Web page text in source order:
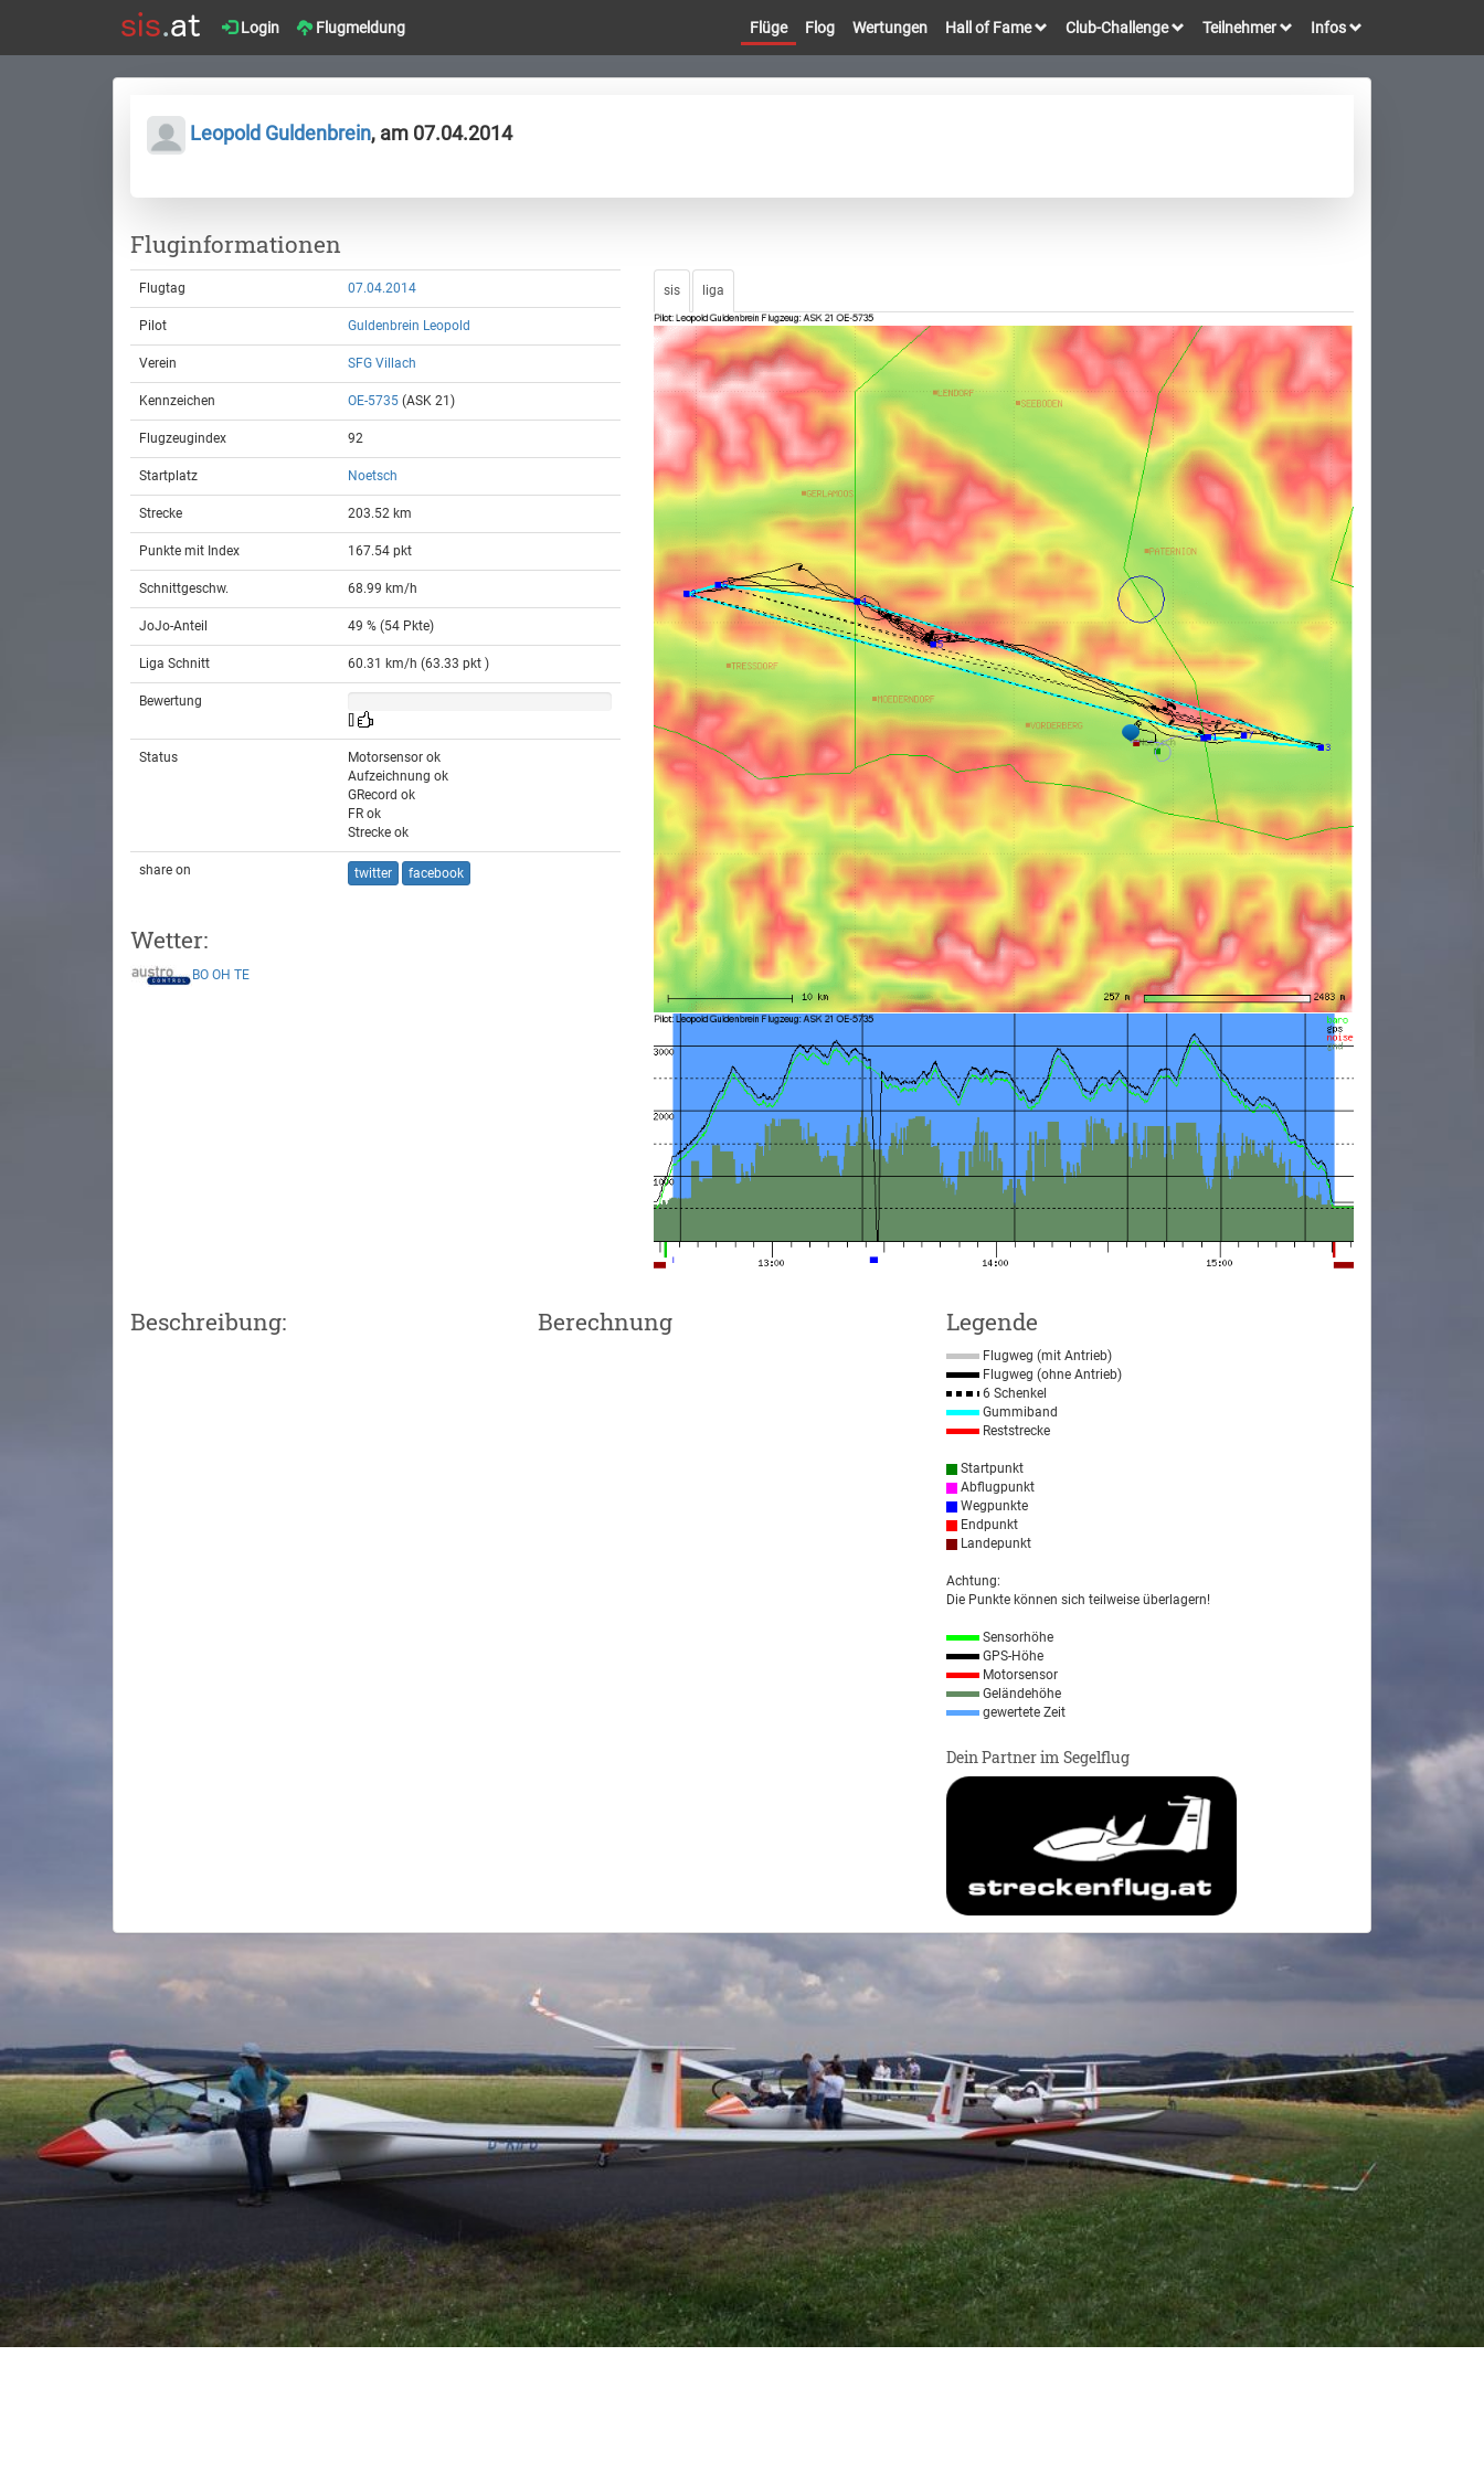
Login Flugmeldung Flüge Flog Wertungen Hall of Fame Club-Challenge Teilnehmer Infos
Leopold Guldenbrein, am 07.04.2014
Fluginformationen
Flugtag 07.04.2014
Pilot Guldenbrein Leopold
Verein SFG Villach
Kennzeichen OE-5735 (ASK 21)
Flugzeugindex 92
Startplatz Noetsch
Strecke 203.52 km
Punkte mit Index 167.54 pkt
Schnittgeschw. 68.99 km/h
JoJo-Anteil 49 % (54 Pkte)
Liga Schnitt 60.31 km/h (63.33 pkt )
Bewertung
[]
Status
Motorsensor ok
Aufzeichnung ok
GRecord ok
FR ok
Strecke ok
share on twitter facebook
Wetter:
BO OH TE
sis liga
Beschreibung: Berechnung Legende
Flugweg (mit Antrieb)
Flugweg (ohne Antrieb)
6 Schenkel
Gummiband
Reststrecke
Startpunkt
Abflugpunkt
Wegpunkte
Endpunkt
Landepunkt
Achtung:
Die Punkte können sich teilweise überlagern!
Sensorhöhe
GPS-Höhe
Motorsensor
Geländehöhe
gewertete Zeit
Dein Partner im Segelflug